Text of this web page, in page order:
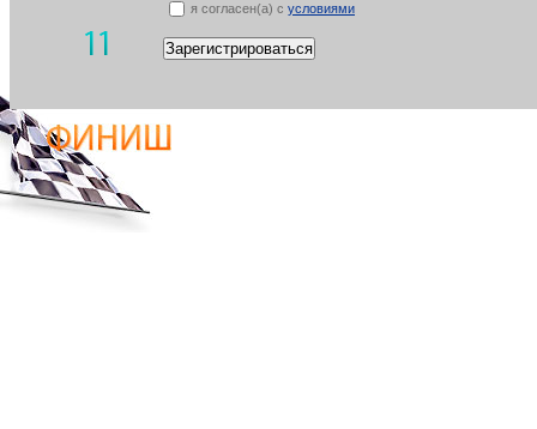
я согласен(а) с условиями
Зарегистрироваться